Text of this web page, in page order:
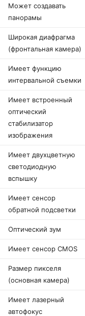
Может создавать
панорамы
Широкая диафрагма
(фронтальная камера)
Имеет функцию
интервальной съемки
Имеет встроенный
оптический
стабилизатор
изображения
Имеет двухцветную
светодиодную
вспышку
Имеет сенсор
обратной подсветки
Оптический зум
Имеет сенсор CMOS
Размер пикселя
(основная камера)
Имеет лазерный
автофокус